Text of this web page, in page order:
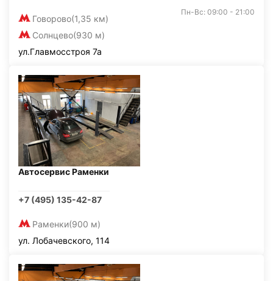
Говорово(1,35 км)
Солнцево(930 м)
Пн-Вс: 09:00 - 21:00
ул.Главмосстроя 7а
Автосервис Раменки
+7 (495) 135-42-87
Раменки(900 м)
ул. Лобачевского, 114